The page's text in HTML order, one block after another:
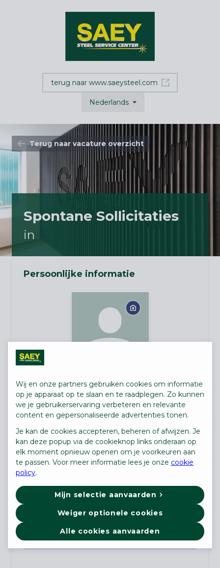
terug naar www.saeysteel.com
Nederlands
Terug naar vacature overzicht
Spontane Sollicitaties
in
Persoonlijke informatie
Voornaam
Achternaam
E-mail
Telefoon (niet verplicht)
Wij en onze partners gebruiken cookies om informatie
op je apparaat op te slaan en te raadplegen. Zo kunnen
we je gebruikerservaring verbeteren en relevante
content en gepersonaliseerde advertenties tonen.
Je kan de cookies accepteren, beheren of afwijzen. Je
kan deze popup via de cookieknop links onderaan op
elk moment opnieuw openen om je voorkeuren aan
te passen. Voor meer informatie lees je onze cookie
policy.
Mijn selectie aanvaarden
Weiger optionele cookies
Alle cookies aanvaarden